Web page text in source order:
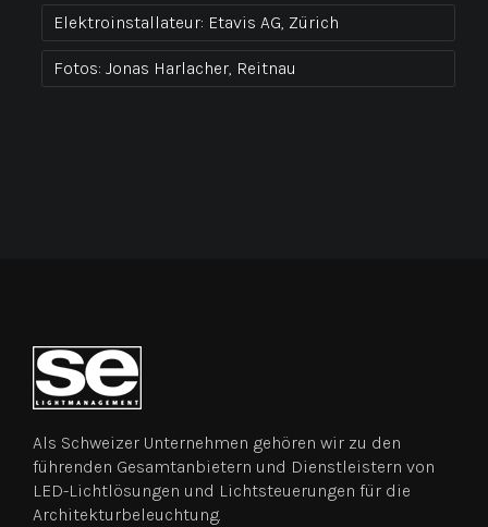
Elektroinstallateur: Etavis AG, Zürich
Fotos: Jonas Harlacher, Reitnau
Als Schweizer Unternehmen gehören wir zu den
führenden Gesamtanbietern und Dienstleistern von
LED-Lichtlösungen und Lichtsteuerungen für die
Architekturbeleuchtung.